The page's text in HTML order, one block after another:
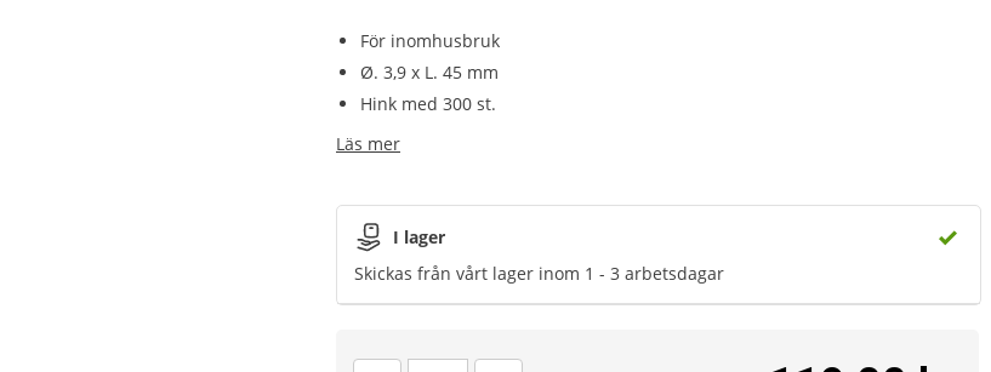
För inomhusbruk
Ø. 3,9 x L. 45 mm
Hink med 300 st.
Läs mer
I lager
Skickas från vårt lager inom 1 - 3 arbetsdagar